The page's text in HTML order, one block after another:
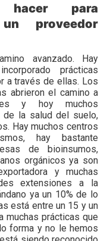
para
proveedor
avanzado. Hay
prácticas
a través de ellas. Los
abrieron el camino a
y hoy muchos
de la salud del suelo,
Hay muchos centros
hay bastante
de bioinsumos,
orgánicos ya son
y muchas
extensiones a la
ya un 10% de lo
está entre un 15 y un
muchas prácticas que
forma y no le hemos